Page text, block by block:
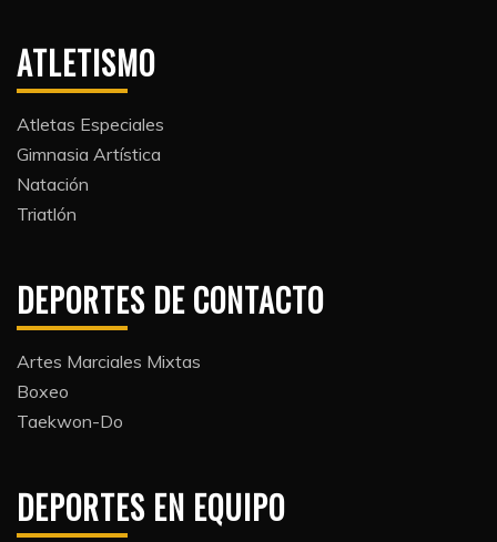
ATLETISMO
Atletas Especiales
Gimnasia Artística
Natación​
Triatlón​
DEPORTES DE CONTACTO
Artes Marciales Mixtas
Boxeo
Taekwon-Do
DEPORTES EN EQUIPO